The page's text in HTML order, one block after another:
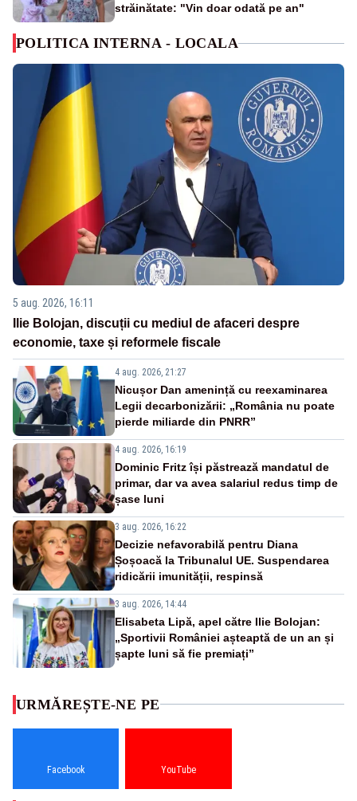
străinătate: "Vin doar odată pe an"
POLITICA INTERNA - LOCALA
5 aug. 2026, 16:11
Ilie Bolojan, discuții cu mediul de afaceri despre
economie, taxe și reformele fiscale
4 aug. 2026, 21:27
Nicușor Dan amenință cu reexaminarea
Legii decarbonizării: „România nu poate
pierde miliarde din PNRR”
4 aug. 2026, 16:19
Dominic Fritz își păstrează mandatul de
primar, dar va avea salariul redus timp de
șase luni
3 aug. 2026, 16:22
Decizie nefavorabilă pentru Diana
Șoșoacă la Tribunalul UE. Suspendarea
ridicării imunității, respinsă
3 aug. 2026, 14:44
Elisabeta Lipă, apel către Ilie Bolojan:
„Sportivii României așteaptă de un an și
șapte luni să fie premiați”
URMĂREȘTE-NE PE
Facebook YouTube